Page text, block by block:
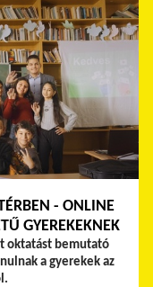
- ONLINE
GYEREKEKNEK
oktatást bemutató
a gyerekek az